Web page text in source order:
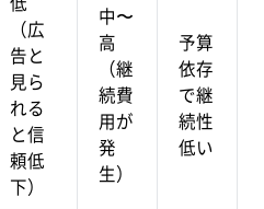
（広
告と
見ら
れる
と信
頼低
下）
中〜
高
（継
続費
用が
発
生）
予算
依存
で継
続性
低い